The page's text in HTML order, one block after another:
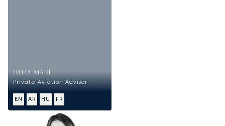
DALIA MADI
Private Aviation Advisor
EN AR HU FR